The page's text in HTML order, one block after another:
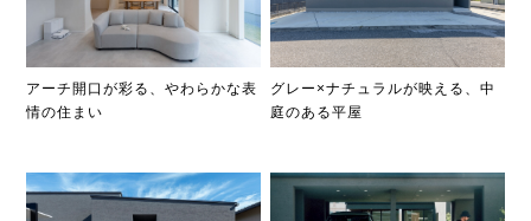
アーチ開口が彩る、やわらかな表
情の住まい
グレー×ナチュラルが映える、中
庭のある平屋